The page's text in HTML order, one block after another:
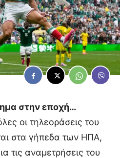
στην εποχή…
οι τηλεοράσεις του
στα γήπεδα των ΗΠΑ,
τις αναμετρήσεις του